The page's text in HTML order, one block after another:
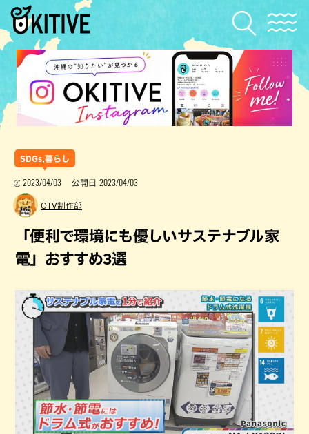
SDGs,暮らし
2023/04/03 公開日 2023/04/03
OTV制作部
「便利で環境にも優しいサステナブル家
電」おすすめ3選